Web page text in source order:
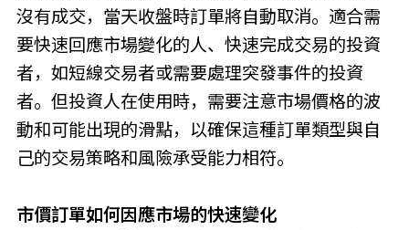
沒有成交，當天收盤時訂單將自動取消。適合需
要快速回應市場變化的人、快速完成交易的投資
者，如短線交易者或需要處理突發事件的投資
者。但投資人在使用時，需要注意市場價格的波
動和可能出現的滑點，以確保這種訂單類型與自
己的交易策略和風險承受能力相符。
市價訂單如何因應市場的快速變化